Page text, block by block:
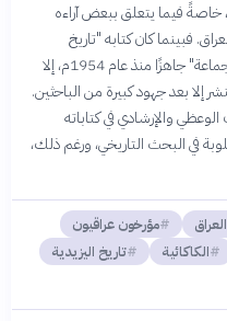
فيما يتعلق ببعض آراءه
فبينما كان كتابه "تاريخ
العقيدة الإسلامية عقيدة أهل السنة والجماعة" جاهزًا منذ عام 1954م، إلا
بعد جهود كبيرة من الباحثين.
والإرشادي في كتاباته
في البحث التاريخي، ورغم ذلك،
مؤرخون عراقيون
الكاكائية
تاريخ اليزيدية